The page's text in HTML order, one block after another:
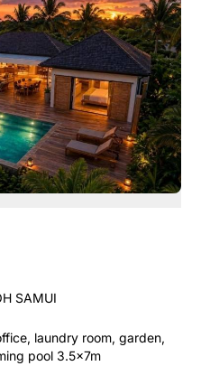
SAMUI
laundry room, garden,
pool 3.5x7m